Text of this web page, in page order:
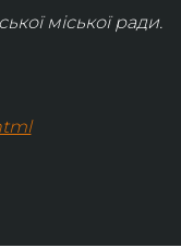
міської ради.